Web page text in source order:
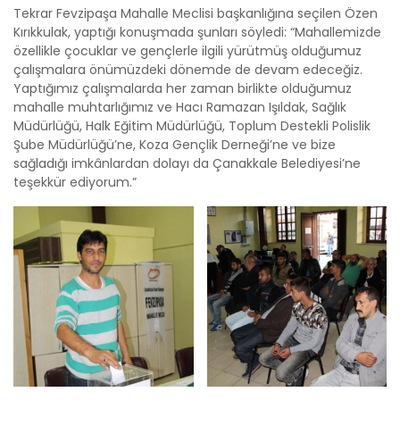
Tekrar Fevzipaşa Mahalle Meclisi başkanlığına seçilen Özen
Kırıkkulak, yaptığı konuşmada şunları söyledi: “Mahallemizde
özellikle çocuklar ve gençlerle ilgili yürütmüş olduğumuz
çalışmalara önümüzdeki dönemde de devam edeceğiz.
Yaptığımız çalışmalarda her zaman birlikte olduğumuz
mahalle muhtarlığımız ve Hacı Ramazan Işıldak, Sağlık
Müdürlüğü, Halk Eğitim Müdürlüğü, Toplum Destekli Polislik
Şube Müdürlüğü’ne, Koza Gençlik Derneği’ne ve bize
sağladığı imkânlardan dolayı da Çanakkale Belediyesi’ne
teşekkür ediyorum.”